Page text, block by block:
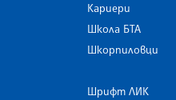
Кариери
Школа БТА
Шкорпиловци
Шрифт ЛИК